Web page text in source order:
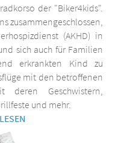
der "Biker4kids".
zusammengeschlossen,
(AKHD) in
sich auch für Familien
erkrankten Kind zu
mit den betroffenen
Geschwistern,
und mehr.